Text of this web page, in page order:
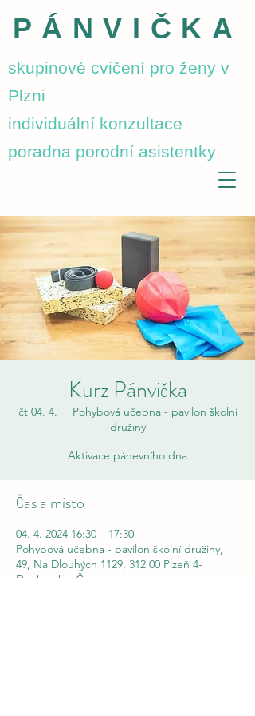
PÁNVIČKA
skupinové cvičení pro ženy v
Plzni
individuální konzultace
poradna porodní asistentky
Kurz Pánvička
čt 04. 4.
  |
Pohybová učebna - pavilon školní
družiny
Aktivace pánevního dna
Čas a místo
04. 4. 2024 16:30 – 17:30
Pohybová učebna - pavilon školní družiny,
49, Na Dlouhých 1129, 312 00 Plzeň 4-
Doubravka, Česko